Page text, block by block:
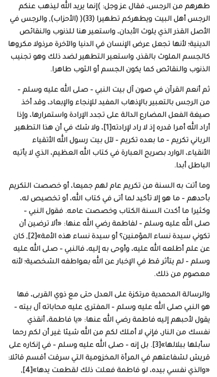
طهرهم من الرجس، فقال عز وجل: )إنما يريد الله ليذهب عنكم
الرجس أهل البيت ويطهركم تطهيرا (33)( (الأحزاب), والرجس في
الأصل القذر الذي يلوث الأبدان، واستعير هنا للذنوب والنقائص
الدينية؛ لأنها تجعل عرض الإنسان في الدنيا والآخرة مرذولا مكروها
كالجسم الملوث بالقذر، واستعير التطهير لضد ذلك وهو تجنيب
الذنوب والنقائص كما يكون الجسم أو الثوب طاهرا.
ثم أنعم القرآن في صون آل بيت النبي – صلى الله عليه وسلم –
من الرجس بالتعبير بالإذهاب المفيد للإنجاء والإبعاد، وقد أخذ
صيغة الفعل المضارع الدالة على تجدد الإرادة واستمرارها، وإذا
أراد الله أمرا قدره إذ لا راد لإرادته[1]، ولا شك في أن هذا التطهير
الرباني تكريم – ما بعده تكريم – لآل بيت رسول الله الأتقياء
الأنقياء، الوارد بصريح العبارة في كتاب الله العظيم، الذي لا يأتيه
الباطل أبدا.
وما أتت به السنة من تكريم عام لهم جميعا، أو خصصت التكريم
بأحدهم – ما هو إلا تأكيد لما أتى في كتاب الله، أو تخصيص له،
وكثيرا ما أكدت السنة الكتاب وخصصت عامه. فقول النبي –
صلى الله عليه وسلم – لفاطمة رضي الله عنها: «ألا ترضين أن
تكوني سيدة نساء المؤمنين؟ أو سيدة نساء هذه الأمة»[2], كان
عن علم أطلعه الله عليه، وأوحى به إليه، فالنبي – صلى الله عليه
وسلم – لم يتأثر قط في الإخبار عن الله بعواطفه الشخصية؛ لأنه
معصوم من ذلك.
والرسالة المحمدية مرتكزة على العدل حتى مع ذوي القربى، فها
هو النبي صلى الله عليه وسلم – المفترى عليه محاباته آل بيته –
يقول لأحبهم إليه فاطمة رضي الله عنها: «يا فاطمة، أنقذي
نفسك من النار، فإني لا أملك لكم من الله شيئا غير أن لكم رحما
سأبلها ببلالها»[3]. بل إنه – صلى الله عليه وسلم – في إنكاره على
قريش لشفاعتهم في المرأة المخزومية التي سرقت أقسم قائلا:
«والذي نفسي بيده، لو فاطمة فعلت ذلك لقطعت يدها»[4],